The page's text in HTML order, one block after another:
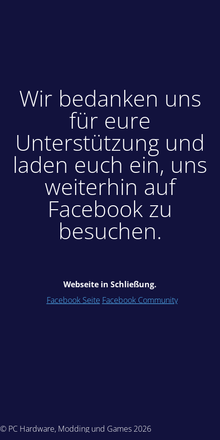
Wir bedanken uns
für eure
Unterstützung und
laden euch ein, uns
weiterhin auf
Facebook zu
besuchen.
Webseite in Schließung.
Facebook Seite Facebook Community
© PC Hardware, Modding und Games 2026